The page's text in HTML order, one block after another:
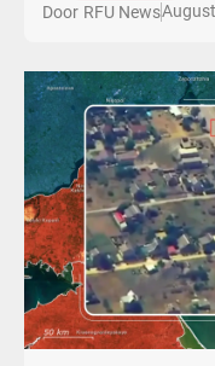
Door RFU News